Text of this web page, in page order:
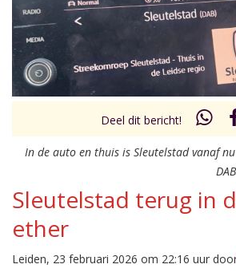
Deel dit bericht!
In de auto en thuis is Sleutelstad vanaf
Sleutelstad terug in
ether
Leiden, 23 februari 2026 om 22:16 uur